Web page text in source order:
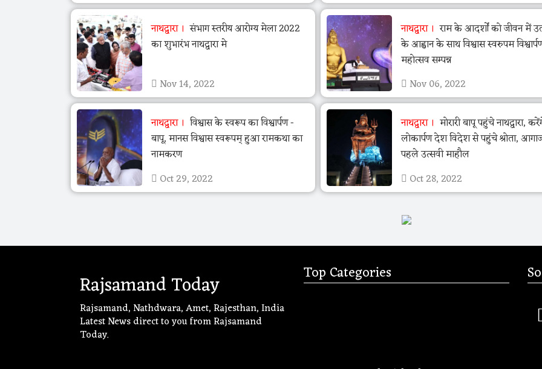
नाथद्वारा
संभाग स्तरीय आरोग्य मेला 2022
का शुभारंभ नाथद्वारा मे
Nov 14, 2022
नाथद्वारा
राम के आदर्शों को जीवन में
के आह्वान के साथ विश्वास स्वरुपम
महोत्सव सम्पन्न
Nov 06, 2022
नाथद्वारा
विश्वास के स्वरूप का विश्वार्पण -
बापू, मानस विश्वास स्वरूपम् हुआ रामकथा का
नामकरण
Oct 29, 2022
नाथद्वारा
मोरारी बापू पहुंचे नाथद्वारा,
लोकार्पण देश विदेश से पहुंचे श्रोता,
पहले उत्सवी माहौल
Oct 28, 2022
Rajsamand Today
Rajsamand, Nathdwara, Amet, Rajesthan, India
Latest News direct to you from Rajsamand
Today.
Top Categories